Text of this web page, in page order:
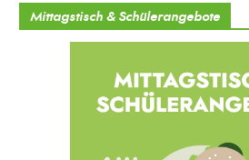
Mittagstisch & Schülerangebote